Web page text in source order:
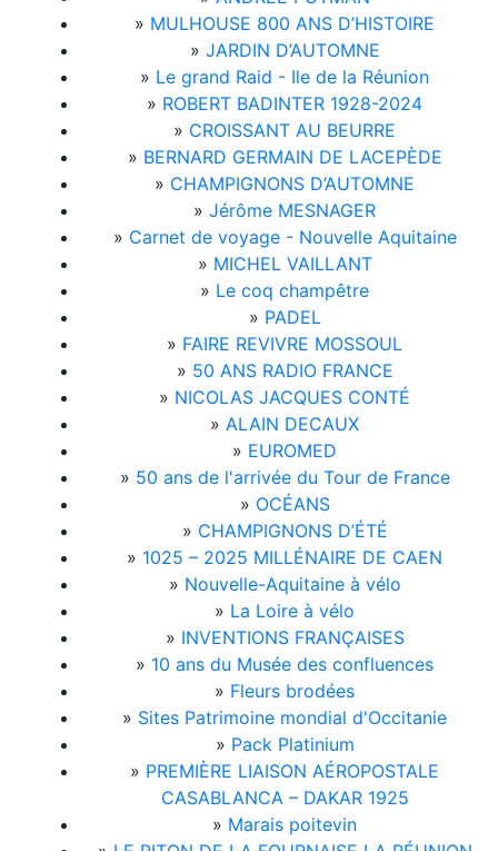
» MULHOUSE 800 ANS D’HISTOIRE
» JARDIN D’AUTOMNE
» Le grand Raid - Ile de la Réunion
» ROBERT BADINTER 1928-2024
» CROISSANT AU BEURRE
» BERNARD GERMAIN DE LACEPÈDE
» CHAMPIGNONS D’AUTOMNE
» Jérôme MESNAGER
» Carnet de voyage - Nouvelle Aquitaine
» MICHEL VAILLANT
» Le coq champêtre
» PADEL
» FAIRE REVIVRE MOSSOUL
» 50 ANS RADIO FRANCE
» NICOLAS JACQUES CONTÉ
» ALAIN DECAUX
» EUROMED
» 50 ans de l'arrivée du Tour de France
» OCÉANS
» CHAMPIGNONS D’ÉTÉ
» 1025 – 2025 MILLÉNAIRE DE CAEN
» Nouvelle-Aquitaine à vélo
» La Loire à vélo
» INVENTIONS FRANÇAISES
» 10 ans du Musée des confluences
» Fleurs brodées
» Sites Patrimoine mondial d'Occitanie
» Pack Platinium
» PREMIÈRE LIAISON AÉROPOSTALE
CASABLANCA – DAKAR 1925
» Marais poitevin